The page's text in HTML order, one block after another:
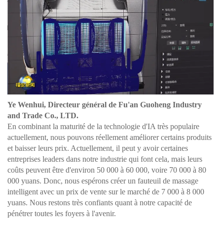
Ye Wenhui, Directeur général de Fu'an Guoheng Industry
and Trade Co., LTD.
En combinant la maturité de la technologie d'IA très populaire
actuellement, nous pouvons réellement améliorer certains produits
et baisser leurs prix. Actuellement, il peut y avoir certaines
entreprises leaders dans notre industrie qui font cela, mais leurs
coûts peuvent être d'environ 50 000 à 60 000, voire 70 000 à 80
000 yuans. Donc, nous espérons créer un fauteuil de massage
intelligent avec un prix de vente sur le marché de 7 000 à 8 000
yuans. Nous restons très confiants quant à notre capacité de
pénétrer toutes les foyers à l'avenir.